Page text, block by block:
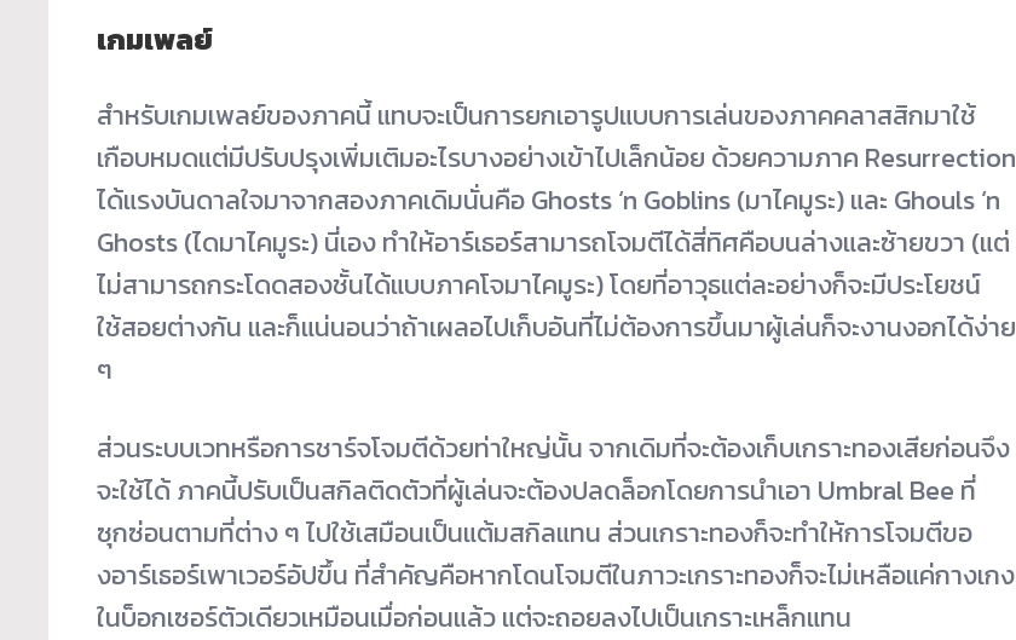
เกมเพลย์
สำหรับเกมเพลย์ของภาคนี้ แทบจะเป็นการยกเอารูปแบบการเล่นของภาคคลาสสิกมาใช้
เกือบหมดแต่มีปรับปรุงเพิ่มเติมอะไรบางอย่างเข้าไปเล็กน้อย ด้วยความภาค Resurrection
ได้แรงบันดาลใจมาจากสองภาคเดิมนั่นคือ Ghosts ‘n Goblins (มาไคมูระ) และ Ghouls ‘n
Ghosts (ไดมาไคมูระ) นี่เอง ทำให้อาร์เธอร์สามารถโจมตีได้สี่ทิศคือบนล่างและซ้ายขวา (แต่
ไม่สามารถกระโดดสองชั้นได้แบบภาคโจมาไคมูระ) โดยที่อาวุธแต่ละอย่างก็จะมีประโยชน์
ใช้สอยต่างกัน และก็แน่นอนว่าถ้าเผลอไปเก็บอันที่ไม่ต้องการขึ้นมาผู้เล่นก็จะงานงอกได้ง่าย
ๆ
ส่วนระบบเวทหรือการชาร์จโจมตีด้วยท่าใหญ่นั้น จากเดิมที่จะต้องเก็บเกราะทองเสียก่อนจึง
จะใช้ได้ ภาคนี้ปรับเป็นสกิลติดตัวที่ผู้เล่นจะต้องปลดล็อกโดยการนำเอา Umbral Bee ที่
ซุกซ่อนตามที่ต่าง ๆ ไปใช้เสมือนเป็นแต้มสกิลแทน ส่วนเกราะทองก็จะทำให้การโจมตีขอ
งอาร์เธอร์เพาเวอร์อัปขึ้น ที่สำคัญคือหากโดนโจมตีในภาวะเกราะทองก็จะไม่เหลือแค่กางเกง
ในบ็อกเซอร์ตัวเดียวเหมือนเมื่อก่อนแล้ว แต่จะถอยลงไปเป็นเกราะเหล็กแทน